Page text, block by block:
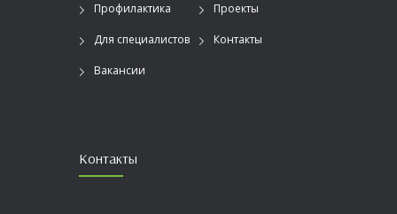
Профилактика Проекты
Для специалистов Контакты
Вакансии
Контакты